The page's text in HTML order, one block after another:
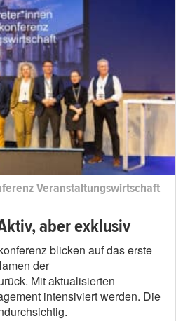
Veranstaltungswirtschaft
aber exklusiv
blicken auf das erste
der
Mit aktualisierten
intensiviert werden. Die